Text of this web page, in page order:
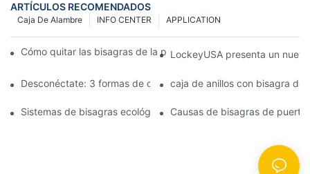
ARTÍCULOS RECOMENDADOS
APPLICATION
INFO CENTER
Caja De Alambre
Cómo quitar las bisagras de la puerta de su cocina, horno o
LockeyUSA presenta un
Desconéctate: 3 formas de crear puertas visualmente
caja de anillos con bisagra de
Sistemas de bisagras ecológicas: juntas herméticas para
Causas de bisagras de